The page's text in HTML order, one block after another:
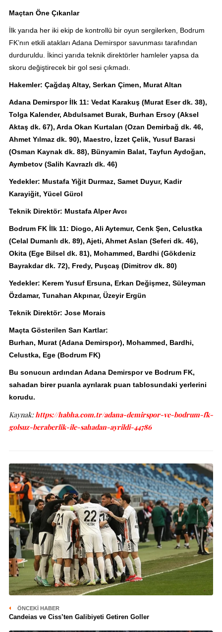
Maçtan Öne Çıkanlar
İlk yarıda her iki ekip de kontrollü bir oyun sergilerken, Bodrum
FK’nın etkili atakları Adana Demirspor savunması tarafından
durduruldu. İkinci yarıda teknik direktörler hamleler yapsa da
skoru değiştirecek bir gol sesi çıkmadı.
Hakemler: Çağdaş Altay, Serkan Çimen, Murat Altan
Adana Demirspor İlk 11: Vedat Karakuş (Murat Eser dk. 38),
Tolga Kalender, Abdulsamet Burak, Burhan Ersoy (Aksel
Aktaş dk. 67), Arda Okan Kurtalan (Ozan Demirbağ dk. 46,
Ahmet Yılmaz dk. 90), Maestro, İzzet Çelik, Yusuf Barasi
(Osman Kaynak dk. 88), Bünyamin Balat, Tayfun Aydoğan,
Aymbetov (Salih Kavrazlı dk. 46)
Yedekler: Mustafa Yiğit Durmaz, Samet Duyur, Kadir
Karayiğit, Yücel Gürol
Teknik Direktör: Mustafa Alper Avcı
Bodrum FK İlk 11: Diogo, Ali Aytemur, Cenk Şen, Celustka
(Celal Dumanlı dk. 89), Ajeti, Ahmet Aslan (Seferi dk. 46),
Okita (Ege Bilsel dk. 81), Mohammed, Bardhi (Gökdeniz
Bayrakdar dk. 72), Fredy, Puşcaş (Dimitrov dk. 80)
Yedekler: Kerem Yusuf Ersuna, Erkan Değişmez, Süleyman
Özdamar, Tunahan Akpınar, Üzeyir Ergün
Teknik Direktör: Jose Morais
Maçta Gösterilen Sarı Kartlar:
Burhan, Murat (Adana Demirspor), Mohammed, Bardhi,
Celustka, Ege (Bodrum FK)
Bu sonucun ardından Adana Demirspor ve Bodrum FK,
sahadan birer puanla ayrılarak puan tablosundaki yerlerini
korudu.
Kaynak:https://habha.com.tr/adana-demirspor-ve-bodrum-fk-
golsuz-beraberlik-ile-sahadan-ayrildi-44786
ÖNCEKI HABER
Candeias ve Ciss’ten Galibiyeti Getiren Goller